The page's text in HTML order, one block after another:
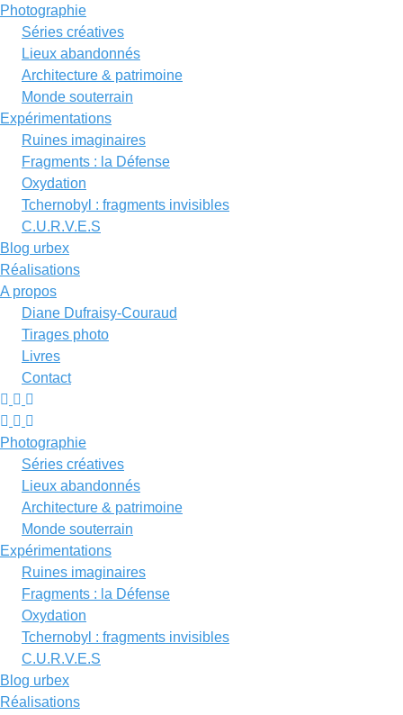
Photographie
Séries créatives
Lieux abandonnés
Architecture & patrimoine
Monde souterrain
Expérimentations
Ruines imaginaires
Fragments : la Défense
Oxydation
Tchernobyl : fragments invisibles
C.U.R.V.E.S
Blog urbex
Réalisations
A propos
Diane Dufraisy-Couraud
Tirages photo
Livres
Contact
Photographie
Séries créatives
Lieux abandonnés
Architecture & patrimoine
Monde souterrain
Expérimentations
Ruines imaginaires
Fragments : la Défense
Oxydation
Tchernobyl : fragments invisibles
C.U.R.V.E.S
Blog urbex
Réalisations